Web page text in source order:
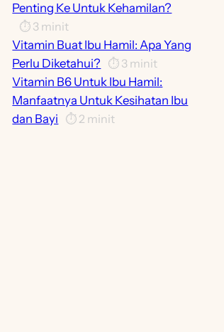
Penting Ke Untuk Kehamilan?
⏱️ 3 minit
Vitamin Buat Ibu Hamil: Apa Yang
Perlu Diketahui? ⏱️ 3 minit
Vitamin B6 Untuk Ibu Hamil:
Manfaatnya Untuk Kesihatan Ibu
dan Bayi ⏱️ 2 minit